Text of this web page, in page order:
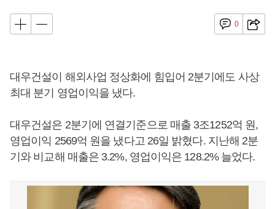
0
대우건설이 해외사업 정상화에 힘입어 2분기에도 사상
최대 분기 영업이익을 냈다.
대우건설은 2분기에 연결기준으로 매출 3조1252억 원,
영업이익 2569억 원을 냈다고 26일 밝혔다. 지난해 2분
기와 비교해 매출은 3.2%, 영업이익은 128.2% 늘었다.